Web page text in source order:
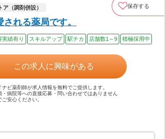
ア（調剤併設） 保存する
れる薬局です。
実績有り スキルアップ 駅チカ 店舗数1～9 積極採用中
この求人に興味がある
ナビ薬剤師が求人情報を無料でご提供します。
・病院等への直接応募・問い合わせではありません
ご安心ください。